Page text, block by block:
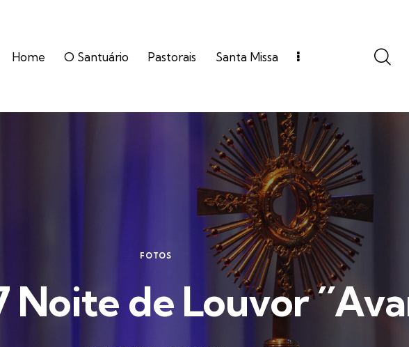
Home O Santuário Pastorais Santa Missa
FOTOS
de Louvor